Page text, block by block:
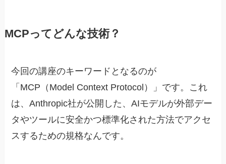
MCPってどんな技術？
今回の講座のキーワードとなるのが
「MCP（Model Context Protocol）」です。これ
は、Anthropic社が公開した、AIモデルが外部デー
タやツールに安全かつ標準化された方法でアクセ
スするための規格なんです。